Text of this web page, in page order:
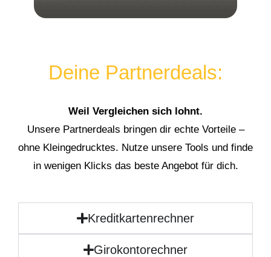
Deine Partnerdeals:
Weil Vergleichen sich lohnt.
Unsere Partnerdeals bringen dir echte Vorteile –
ohne Kleingedrucktes. Nutze unsere Tools und finde
in wenigen Klicks das beste Angebot für dich.
Kreditkartenrechner
Girokontorechner